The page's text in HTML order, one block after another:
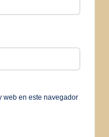
web en este navegador